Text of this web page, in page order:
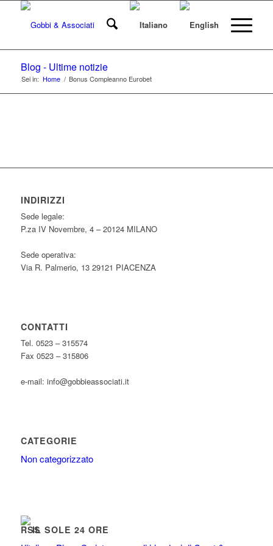
Blog - Ultime notizie
Sei in: Home / Bonus Compleanno Eurobet
INDIRIZZI
Sede legale:
P.za IV Novembre, 4 – 20124 MILANO
Sede operativa:
Via R. Palmerio, 13 29121 PIACENZA
CONTATTI
Tel. 0523 – 315574
Fax 0523 – 315806
e-mail: info@gobbieassociati.it
CATEGORIE
Non categorizzato
IL SOLE 24 ORE